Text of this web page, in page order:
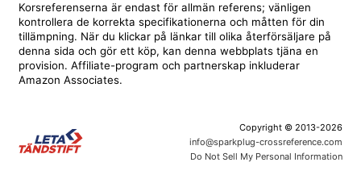
Korsreferenserna är endast för allmän referens; vänligen
kontrollera de korrekta specifikationerna och måtten för din
tillämpning. När du klickar på länkar till olika återförsäljare på
denna sida och gör ett köp, kan denna webbplats tjäna en
provision. Affiliate-program och partnerskap inkluderar
Amazon Associates.
Copyright © 2013-2026
info@sparkplug-crossreference.com
Do Not Sell My Personal Information